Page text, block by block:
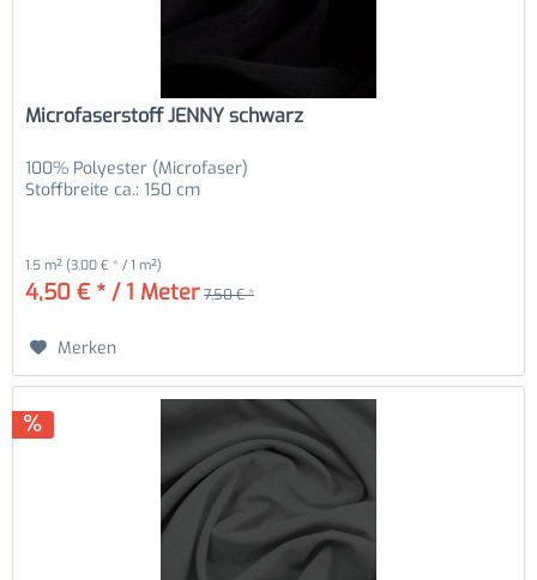
Microfaserstoff JENNY schwarz
100% Polyester (Microfaser)
Stoffbreite ca.: 150 cm
1.5 m² (3,00 € * / 1 m²)
4,50 € * / 1 Meter 7,50 € *
Merken